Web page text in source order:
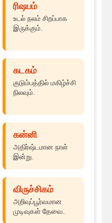
ரிஷபம்
உடல் நலம் சிறப்பாக
இருக்கும்.
கடகம்
குடும்பத்தில் மகிழ்ச்சி
நிலவும்.
கன்னி
அதிர்ஷ்டமான நாள்
இன்று.
விருச்சிகம்
அறிவுப்பூர்வமான
முடிவுகள் தேவை.